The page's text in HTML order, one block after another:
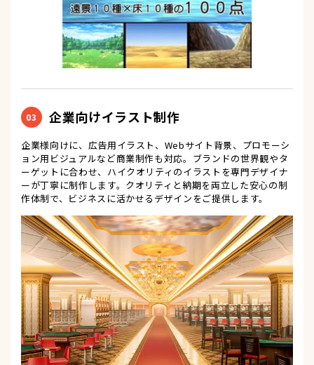
03 企業向けイラスト制作
企業様向けに、広告用イラスト、Webサイト背景、プロモーシ
ョン用ビジュアルなど商業制作も対応。ブランドの世界観やタ
ーゲットに合わせ、ハイクオリティのイラストを専門デザイナ
ーが丁寧に制作します。クオリティと納期を両立した安心の制
作体制で、ビジネスに活かせるデザインをご提供します。